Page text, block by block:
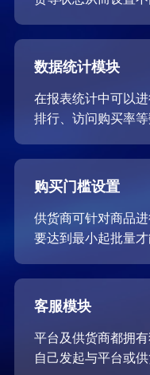
数据统计模块
在报表统计中可以
排行、访问购买率
购买门槛设置
供货商可针对商品
要达到最小起批量
客服模块
平台及供货商都拥
自己发起与平台或